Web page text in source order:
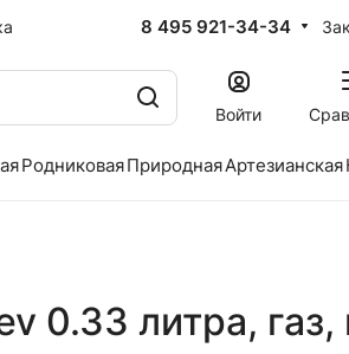
8 495 921-34-34
Войти
РодниковаяПрироднаяАртезианская
0.33 литра, газ,